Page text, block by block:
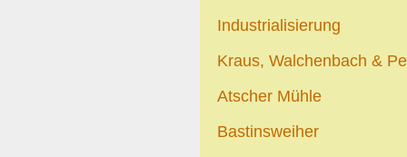
Industrialisierung
Kraus, Walchenbach &
Atscher Mühle
Bastinsweiher